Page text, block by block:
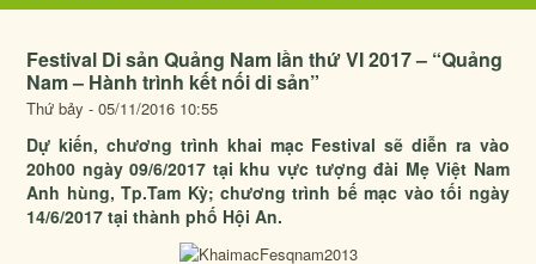
Festival Di sản Quảng Nam lần thứ VI 2017 – “Quảng
Nam – Hành trình kết nối di sản”
Thứ bảy - 05/11/2016 10:55
Dự kiến, chương trình khai mạc Festival sẽ diễn ra vào
20h00 ngày 09/6/2017 tại khu vực tượng đài Mẹ Việt Nam
Anh hùng, Tp.Tam Kỳ; chương trình bế mạc vào tối ngày
14/6/2017 tại thành phố Hội An.